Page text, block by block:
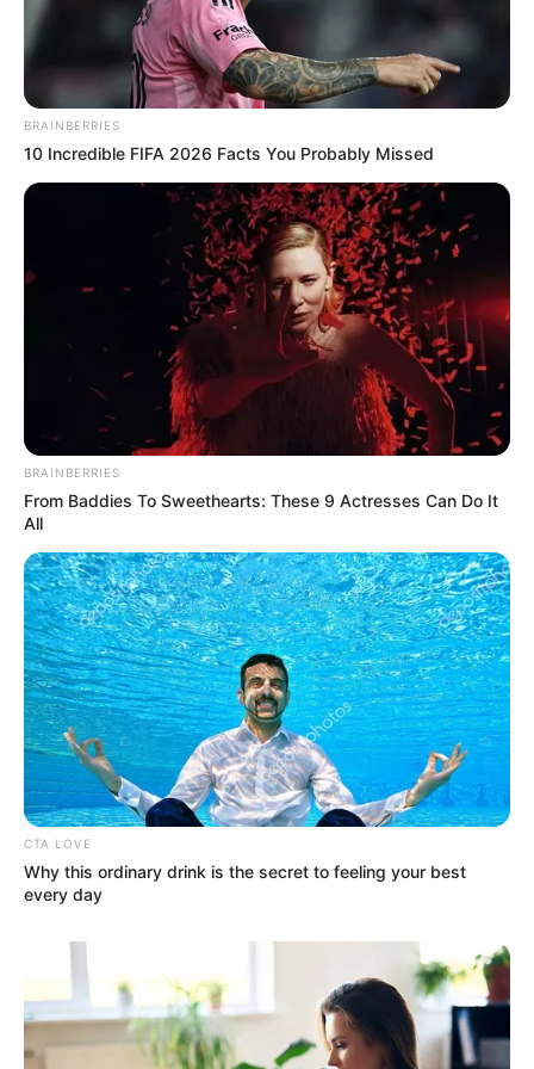
Mensagem
DESTAQUES
FACEBOOK
DESTAQUES DA SEMANA
Agente de Saúde é indiciada por falsificar
visitas que nunca aconteceram.
Câmara dos Deputados: anuênios, triênios,
quinquênios, sexta-parte e licenças-prêmio
entram no debate.
Motos e bicicletas para ACS e ACE: veja o
promulgar PEC 14 em semana de
mobilização.
Presidente Kennedy (ES) abre processo
seletivo para Agentes de Saúde e de
BRAINBERRIES
10 Incredible FIFA 2026 Facts You Probably Missed
BRAINBERRIES
From Baddies To Sweethearts: These 9 Actresses Can Do It
All
CTA LOVE
Why this ordinary drink is the secret to feeling your best
every day